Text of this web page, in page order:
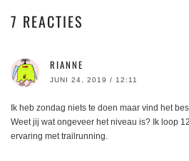
7 REACTIES
RIANNE
JUNI 24, 2019 / 12:11
Ik heb zondag niets te doen maar vind het
Weet jij wat ongeveer het niveau is? Ik loop
ervaring met trailrunning.